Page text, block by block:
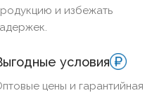
и избежать
условия
цены и гарантийная